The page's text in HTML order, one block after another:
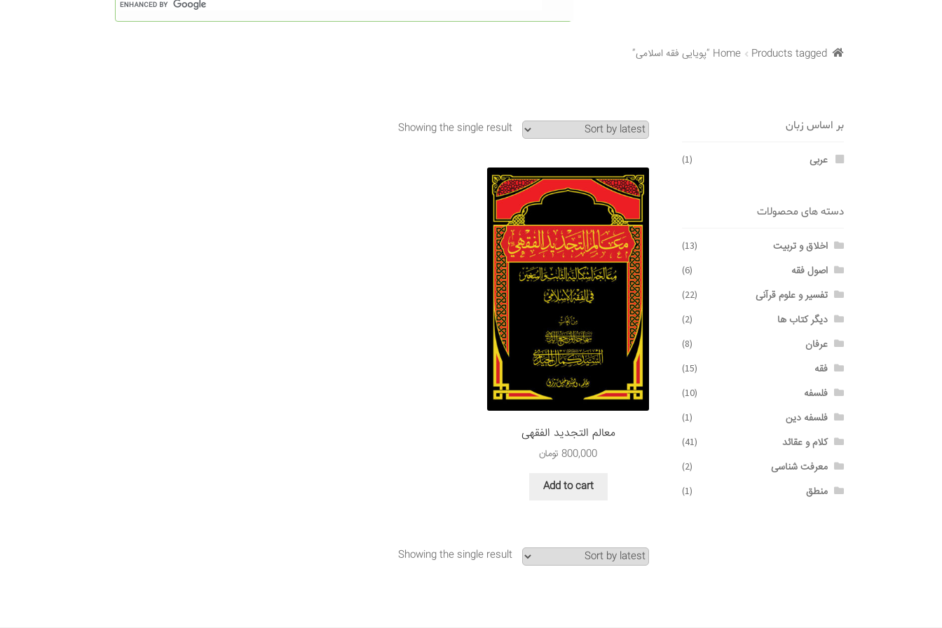
Home Products tagged “پویایی فقه اسلامی”
Showing the single result
معالم التجدید الفقهی
800,000 تومان
Add to cart
Showing the single result
بر اساس زبان
عربی (1)
دسته های محصولات
اخلاق و تربیت (13)
اصول فقه (6)
تفسیر و علوم قرآنی (22)
دیگر کتاب ها (2)
عرفان (8)
فقه (15)
فلسفه (10)
فلسفه دین (1)
کلام و عقائد (41)
معرفت شناسی (2)
منطق (1)